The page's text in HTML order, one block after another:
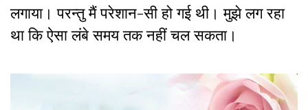
लगाया। परन्तु मैं परेशान-सी हो गई थी। मुझे लग रहा
था कि ऐसा लंबे समय तक नहीं चल सकता।